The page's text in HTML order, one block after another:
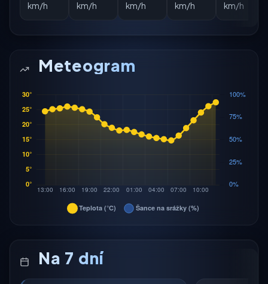
km/h
km/h
km/h
km/h
km/h
Meteogram
Na 7 dní